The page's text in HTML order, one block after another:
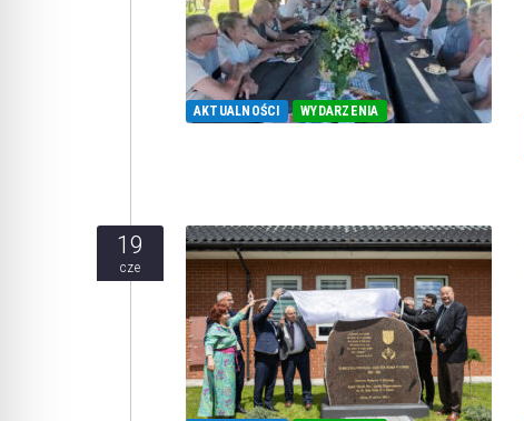
AKTUALNOŚCI WYDARZENIA
19
cze